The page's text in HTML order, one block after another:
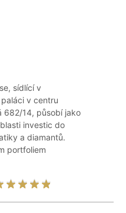
sídlící v
v centru
682/14, působí jako
investic do
a diamantů.
portfoliem